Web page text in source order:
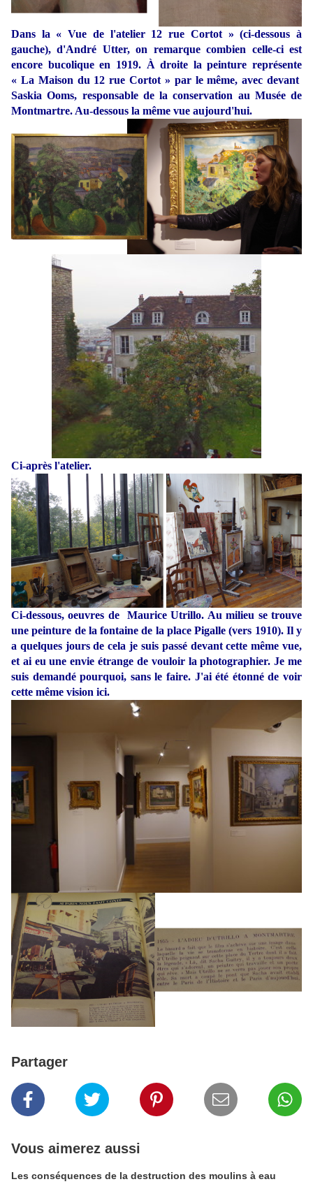
Dans la « Vue de l'atelier 12 rue Cortot » (ci-dessous à
gauche), d'André Utter, on remarque combien celle-ci est
encore bucolique en 1919. À droite la peinture représente
« La Maison du 12 rue Cortot » par le même, avec devant
Saskia Ooms, responsable de la conservation au Musée de
Montmartre. Au-dessous la même vue aujourd'hui.
Ci-après l'atelier.
Ci-dessous, oeuvres de Maurice Utrillo. Au milieu se trouve
une peinture de la fontaine de la place Pigalle (vers 1910). Il y
a quelques jours de cela je suis passé devant cette même vue,
et ai eu une envie étrange de vouloir la photographier. Je me
suis demandé pourquoi, sans le faire. J'ai été étonné de voir
cette même vision ici.
Partager
Vous aimerez aussi
Les conséquences de la destruction des moulins à eau